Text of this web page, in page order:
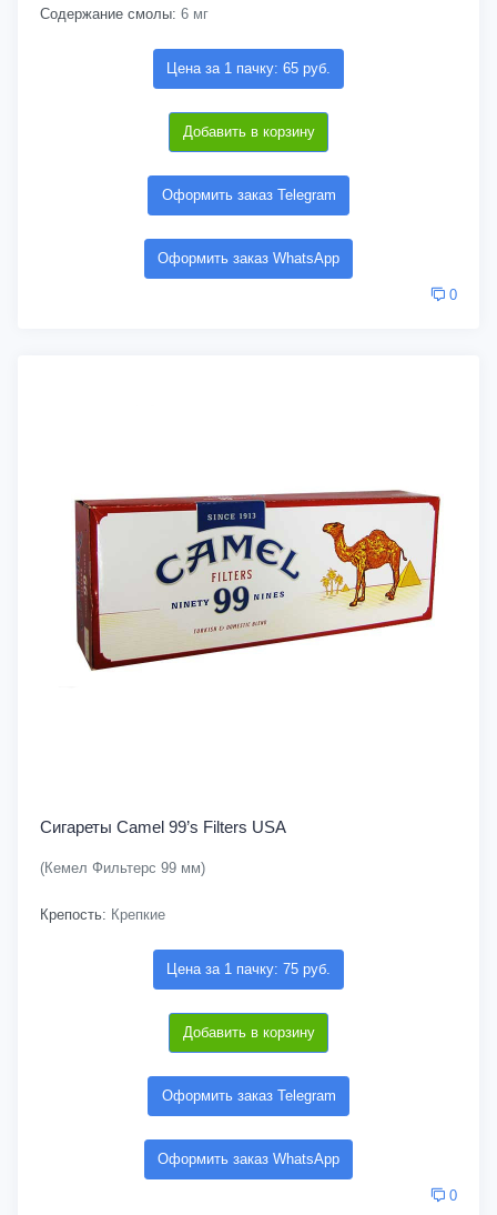
Содержание смолы: 6 мг
Цена за 1 пачку: 65 руб.
Добавить в корзину
Оформить заказ Telegram
Оформить заказ WhatsApp
0
Сигареты Camel 99’s Filters USA
(Кемел Фильтерс 99 мм)
Крепость: Крепкие
Цена за 1 пачку: 75 руб.
Добавить в корзину
Оформить заказ Telegram
Оформить заказ WhatsApp
0